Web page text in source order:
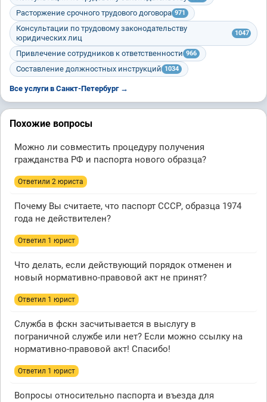
Расторжение срочного трудового договора 971
Консультации по трудовому законодательству
юридических лиц
1047
Привлечение сотрудников к ответственности 966
Составление должностных инструкций 1034
Все услуги в Санкт-Петербург →
Похожие вопросы
Можно ли совместить процедуру получения
гражданства РФ и паспорта нового образца?
Ответили 2 юристa
Почему Вы считаете, что паспорт СССР, образца 1974
года не действителен?
Ответил 1 юрист
Что делать, если действующий порядок отменен и
новый нормативно-правовой акт не принят?
Ответил 1 юрист
Служба в фскн засчитывается в выслугу в
пограничной службе или нет? Если можно ссылку на
нормативно-правовой акт! Спасибо!
Ответил 1 юрист
Вопросы относительно паспорта и въезда для